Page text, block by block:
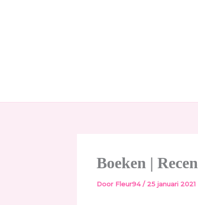
Boeken |
Door Fleur94/ 25 januari 2021